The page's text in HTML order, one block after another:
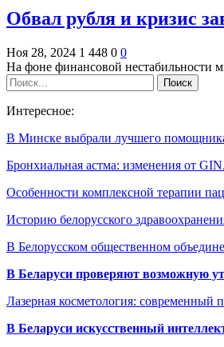
Обвал рубля и кризис
Ноя 28, 2024 1 448 0 0
На фоне финансовой нестабильности
Интересное:
В Минске выбрали лучшего
Бронхиальная астма: изменения от
Особенности комплексной терапии
Историю белорусского
В Белорусском общественном
В Беларуси проверяют возможную
Лазерная косметология: современный
В Беларуси искусственный